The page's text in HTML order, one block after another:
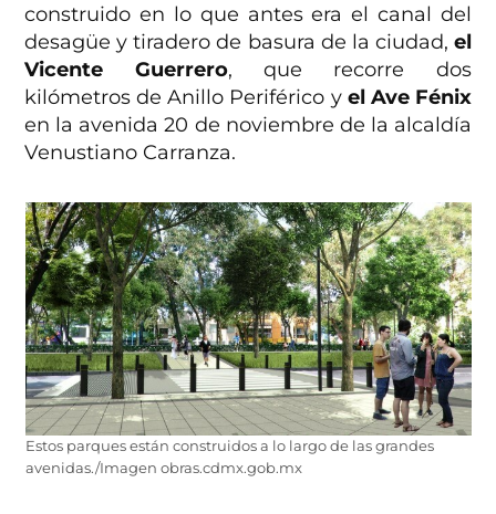
construido en lo que antes era el canal del
desagüe y tiradero de basura de la ciudad, el
Vicente Guerrero, que recorre dos
kilómetros de Anillo Periférico y el Ave Fénix
en la avenida 20 de noviembre de la alcaldía
Venustiano Carranza.
Estos parques están construidos a lo largo de las grandes
avenidas./Imagen obras.cdmx.gob.mx